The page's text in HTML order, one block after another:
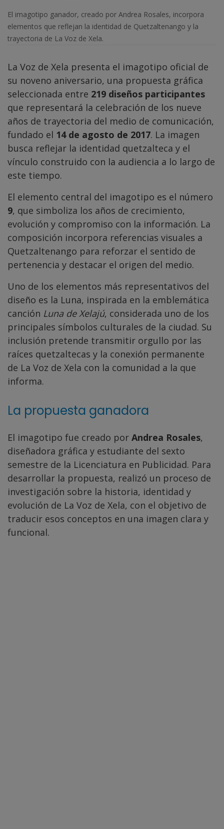
El imagotipo ganador, creado por Andrea Rosales, incorpora
elementos que reflejan la identidad de Quetzaltenango y la
trayectoria de La Voz de Xela.
La Voz de Xela presenta el imagotipo oficial de
su noveno aniversario, una propuesta gráfica
seleccionada entre 219 diseños participantes
que representará la celebración de los nueve
años de trayectoria del medio de comunicación,
fundado el 14 de agosto de 2017. La imagen
busca reflejar la identidad quetzalteca y el
vínculo construido con la audiencia a lo largo de
este tiempo.
El elemento central del imagotipo es el número
9, que simboliza los años de crecimiento,
evolución y compromiso con la información. La
composición incorpora referencias visuales a
Quetzaltenango para reforzar el sentido de
pertenencia y destacar el origen del medio.
Uno de los elementos más representativos del
diseño es la Luna, inspirada en la emblemática
canción Luna de Xelajú, considerada uno de los
principales símbolos culturales de la ciudad. Su
inclusión pretende transmitir orgullo por las
raíces quetzaltecas y la conexión permanente
de La Voz de Xela con la comunidad a la que
informa.
La propuesta ganadora
El imagotipo fue creado por Andrea Rosales,
diseñadora gráfica y estudiante del sexto
semestre de la Licenciatura en Publicidad. Para
desarrollar la propuesta, realizó un proceso de
investigación sobre la historia, identidad y
evolución de La Voz de Xela, con el objetivo de
traducir esos conceptos en una imagen clara y
funcional.